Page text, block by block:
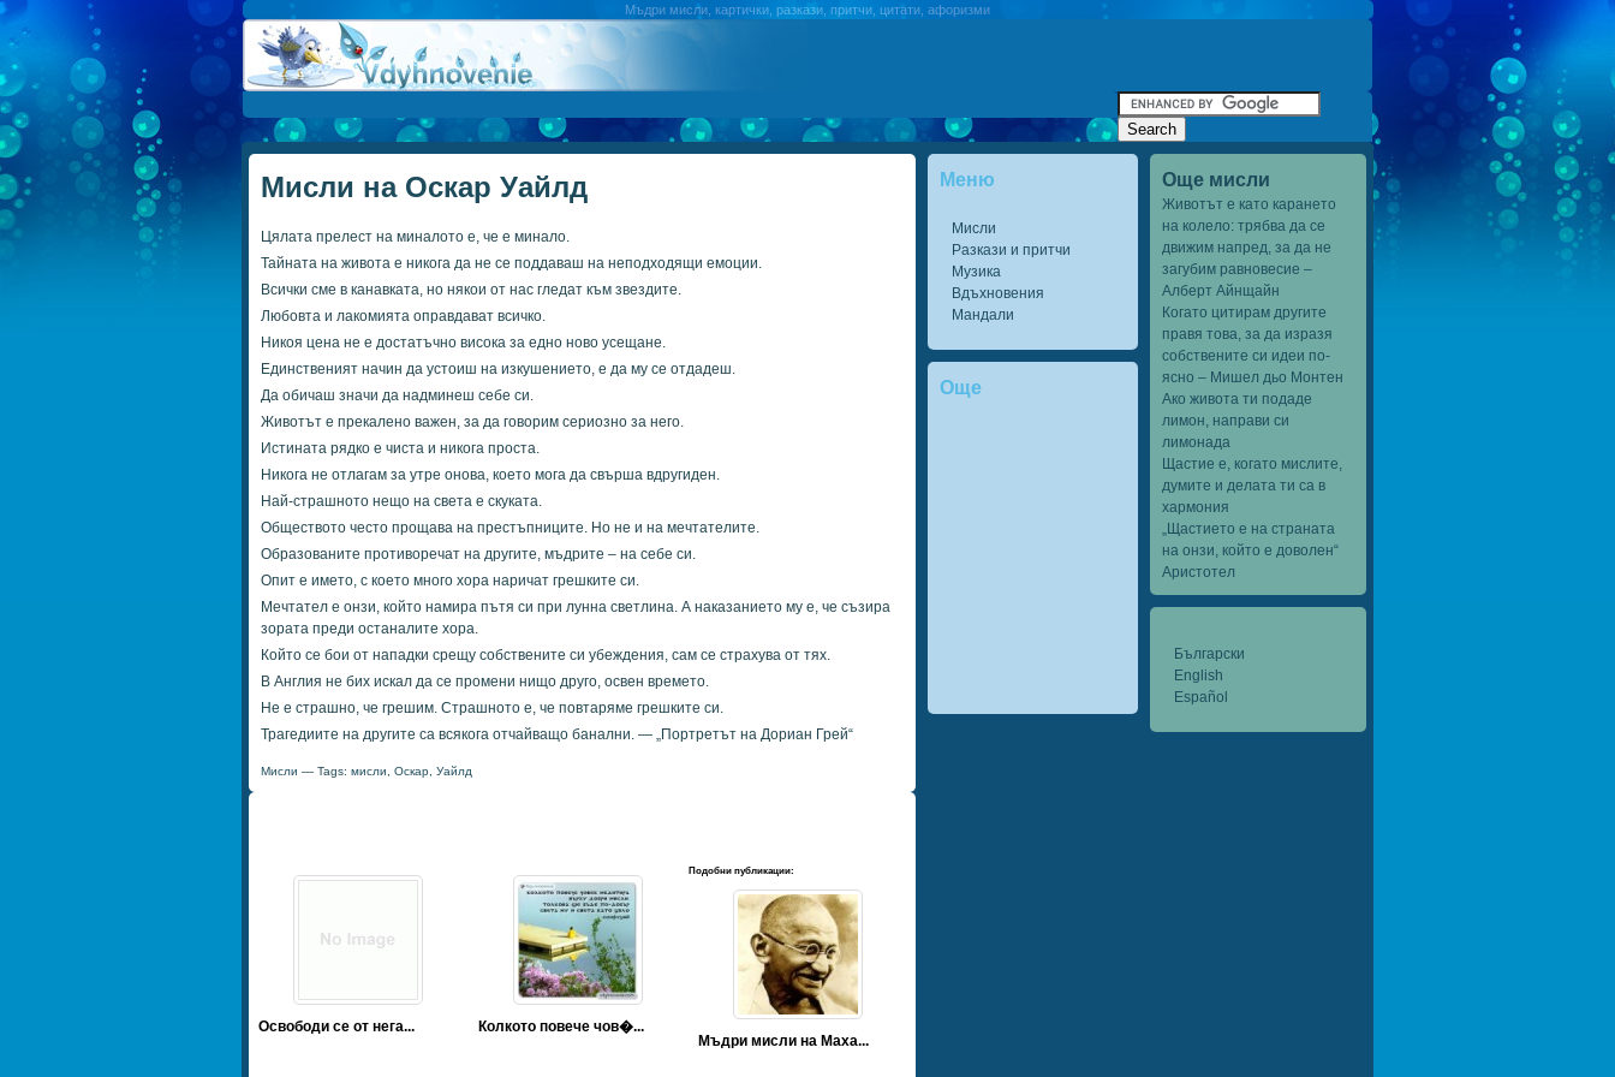
Мъдри мисли, картички, разкази, притчи, цитати, афоризми
Още мисли
Животът е като карането
на колело: трябва да се
движим напред, за да не
загубим равновесие –
Алберт Айнщайн
Когато цитирам другите
правя това, за да изразя
собствените си идеи по-
ясно – Мишел дьо Монтен
Ако живота ти подаде
лимон, направи си
лимонада
Щастие е, когато мислите,
думите и делата ти са в
хармония
„Щастието е на страната
на онзи, който е доволен“
Аристотел
Български
English
Español
Меню
Мисли
Разкази и притчи
Музика
Вдъхновения
Мандали
Още
Мисли на Оскар Уайлд
Цялата прелест на миналото е, че е минало.
Тайната на живота е никога да не се поддаваш на неподходящи емоции.
Всички сме в канавката, но някои от нас гледат към звездите.
Любовта и лакомията оправдават всичко.
Никоя цена не е достатъчно висока за едно ново усещане.
Единственият начин да устоиш на изкушението, е да му се отдадеш.
Да обичаш значи да надминеш себе си.
Животът е прекалено важен, за да говорим сериозно за него.
Истината рядко е чиста и никога проста.
Никога не отлагам за утре онова, което мога да свърша вдругиден.
Най-страшното нещо на света е скуката.
Обществото често прощава на престъпниците. Но не и на мечтателите.
Образованите противоречат на другите, мъдрите – на себе си.
Опит е името, с което много хора наричат грешките си.
Мечтател е онзи, който намира пътя си при лунна светлина. А наказанието му е, че съзира
зората преди останалите хора.
Който се бои от нападки срещу собствените си убеждения, сам се страхува от тях.
В Англия не бих искал да се промени нищо друго, освен времето.
Не е страшно, че грешим. Страшното е, че повтаряме грешките си.
Трагедиите на другите са всякога отчайващо банални. — „Портретът на Дориан Грей“
Мисли — Tags: мисли Оскар, Уайлд
Подобни публикации:
Освободи се от нега...
Колкото повече чов�...
Мъдри мисли на Маха...